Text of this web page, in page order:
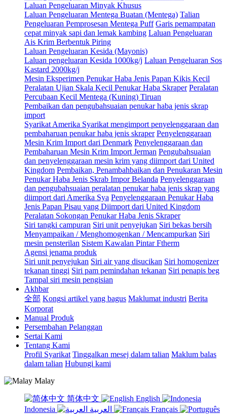
Laluan Pengeluaran Minyak Khusus
Laluan Pengeluaran Mentega Buatan (Mentega) Talian
Pengeluaran Pemprosesan Mentega Puff Garis pemampatan
cepat minyak sapi dan lemak kambing Laluan Pengeluaran
Ais Krim Berbentuk Piring
Laluan Pengeluaran Kesida (Mayonis)
Laluan pengeluaran Kesida 1000kg/j Laluan Pengeluaran Sos
Kastard 2000kg/j
Mesin Eksperimen Penukar Haba Jenis Papan Kikis Kecil
Peralatan Ujian Skala Kecil Penukar Haba Skraper Peralatan
Percubaan Kecil Mentega (Kuning) Tiruan
Pembaikan dan pengubahsuaian penukar haba jenis skrap
import
Syarikat Amerika Syarikat mengimport penyelenggaraan dan
pembaharuan penukar haba jenis skraper Penyelenggaraan
Mesin Krim Import dari Denmark Penyelenggaraan dan
Pembaharuan Mesin Krim Import Jerman Pengubahsuaian
dan penyelenggaraan mesin krim yang diimport dari United
Kingdom Pembaikan, Penambahbaikan dan Penukaran Mesin
Penukar Haba Jenis Skrab Impor Belanda Penyelenggaraan
dan pengubahsuaian peralatan penukar haba jenis skrap yang
diimport dari Amerika Sya Penyelenggaraan Penukar Haba
Jenis Papan Pisau yang Diimport dari United Kingdom
Peralatan Sokongan Penukar Haba Jenis Skraper
Siri tangki campuran Siri unit penyejukan Siri bekas bersih
Menyampaikan / Menghomogenkan / Mencampurkan Siri
mesin pensterilan Sistem Kawalan Pintar Ftherm
Agensi jenama produk
Siri unit penyejukan Siri air yang disucikan Siri homogenizer
tekanan tinggi Siri pam pemindahan tekanan Siri penapis beg
Tampal siri mesin pengisian
Akhbar
全部 Kongsi artikel yang bagus Maklumat industri Berita
Korporat
Manual Produk
Persembahan Pelanggan
Sertai Kami
Tentang Kami
Profil Syarikat Tinggalkan mesej dalam talian Maklum balas
dalam talian Hubungi kami
Malay
简体中文
English
Indonesia
Français